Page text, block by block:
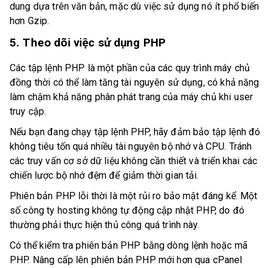
dung dựa trên văn bản, mặc dù việc sử dụng nó ít phổ biến
hơn Gzip.
5. Theo dõi việc sử dụng PHP
Các tập lệnh PHP là một phần của các quy trình máy chủ
đồng thời có thể làm tăng tài nguyên sử dụng, có khả năng
làm chậm khả năng phân phát trang của máy chủ khi user
truy cập.
Nếu bạn đang chạy tập lệnh PHP, hãy đảm bảo tập lệnh đó
không tiêu tốn quá nhiều tài nguyên bộ nhớ và CPU. Tránh
các truy vấn cơ sở dữ liệu không cần thiết và triển khai các
chiến lược bộ nhớ đệm để giảm thời gian tải.
Phiên bản PHP lỗi thời là một rủi ro bảo mật đáng kể. Một
số công ty hosting không tự động cập nhật PHP, do đó
thường phải thực hiện thủ công quá trình này.
Có thể kiểm tra phiên bản PHP bằng dòng lệnh hoặc mã
PHP. Nâng cấp lên phiên bản PHP mới hơn qua cPanel